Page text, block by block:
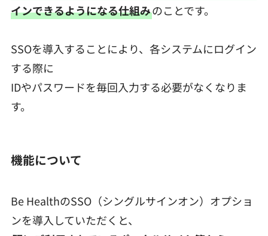
インできるようになる仕組みのことです。
SSOを導入することにより、各システムにログイン
する際に
IDやパスワードを毎回入力する必要がなくなりま
す。
機能について
Be HealthのSSO（シングルサインオン）オプショ
ンを導入していただくと、